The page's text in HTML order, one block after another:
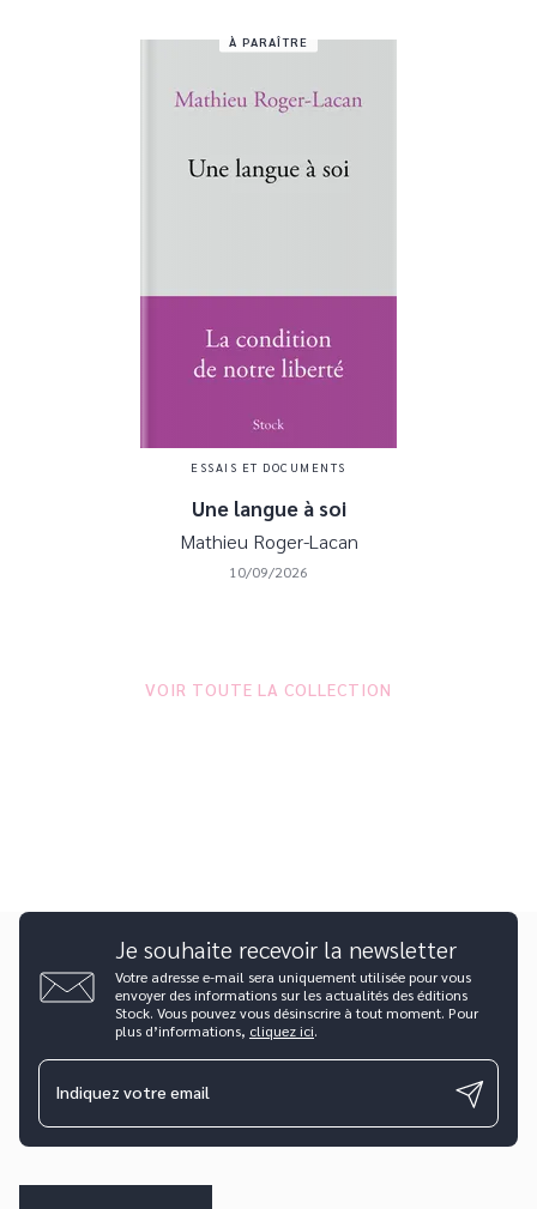
À PARAÎTRE
ESSAIS ET DOCUMENTS
Une langue à soi
Mathieu Roger-Lacan
10/09/2026
VOIR TOUTE LA COLLECTION
Je souhaite recevoir la newsletter
Votre adresse e-mail sera uniquement utilisée pour vous
envoyer des informations sur les actualités des éditions
Stock. Vous pouvez vous désinscrire à tout moment. Pour
plus d’informations, cliquez ici.
Indiquez votre email